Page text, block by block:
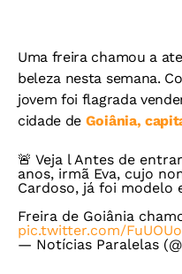
Uma freira chamou a
beleza nesta semana.
jovem foi flagrada
cidade de Goiânia,
🚨 Veja l Antes de
anos, irmã Eva, cujo
Cardoso, já foi modelo
Freira de Goiânia
pic.twitter.com/
— Notícias Paralelas